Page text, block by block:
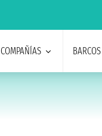
COMPAÑÍAS BARCOS